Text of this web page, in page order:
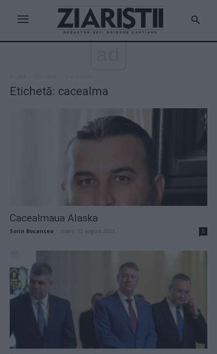
Etichetă: cacealma
Cacealmaua Alaska
Sorin Bocancea marți, 12 august 2025 5